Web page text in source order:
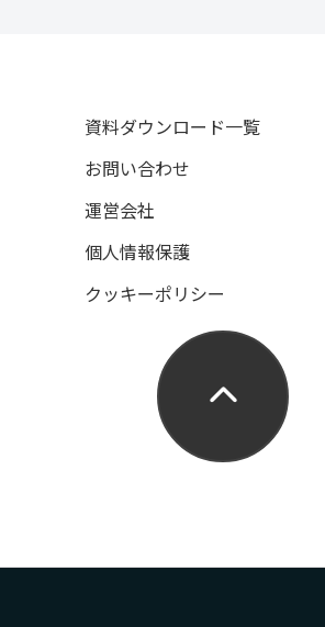
資料ダウンロード一覧
お問い合わせ
運営会社
個人情報保護
クッキーポリシー